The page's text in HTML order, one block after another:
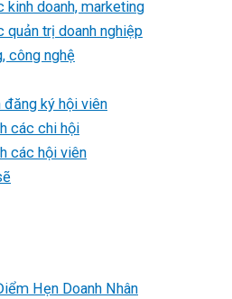
kinh doanh, marketing
quản trị doanh nghiệp
công nghệ
đăng ký hội viên
các chi hội
các hội viên
Hẹn Doanh Nhân